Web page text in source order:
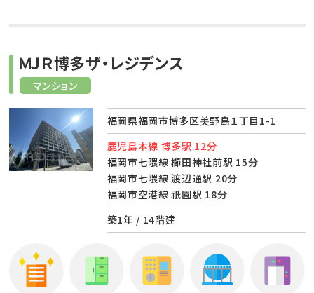
マンション
ＭＪＲ博多ザ・レジデンス
福岡県福岡市博多区美野島１丁目1-1
鹿児島本線 博多駅 12分
福岡市七隈線 櫛田神社前駅 15分
福岡市七隈線 渡辺通駅 20分
福岡市空港線 祇園駅 18分
築1年 / 14階建